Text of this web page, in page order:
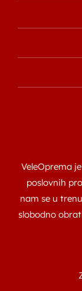
VeleOprema
poslovnih
nam se u
slobodno